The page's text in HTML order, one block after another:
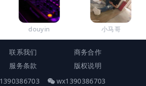
douyin 小马哥
联系我们
商务合作
服务条款
版权说明
1390386703 wx1390386703